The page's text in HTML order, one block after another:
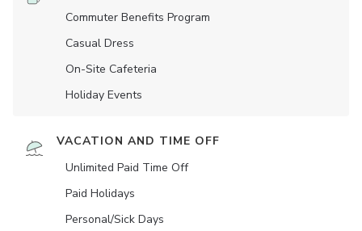
Commuter Benefits Program
Casual Dress
On-Site Cafeteria
Holiday Events
VACATION AND TIME OFF
Unlimited Paid Time Off
Paid Holidays
Personal/Sick Days